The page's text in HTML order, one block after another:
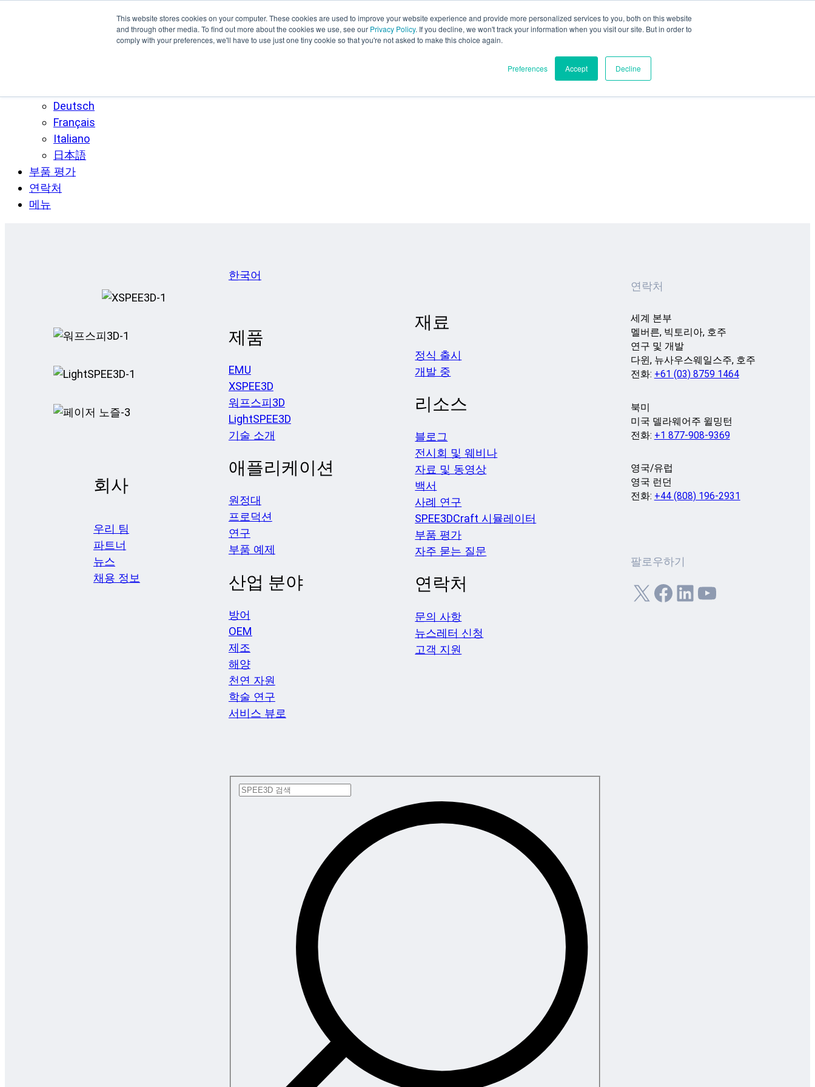
This website stores cookies on your computer. These cookies are used to improve your website experience and provide more personalized services to you, both on this website
and through other media. To find out more about the cookies we use, see our Privacy Policy. If you decline, we won't track your information when you visit our site. But in order to
comply with your preferences, we'll have to use just one tiny cookie so that you're not asked to make this choice again.
Preferences Accept Decline
주요 콘텐츠로 건너뛰기
Deutsch
Français
Italiano
日本語
부품 평가
연락처
메뉴
회사
우리 팀
파트너
뉴스
채용 정보
한국어
제품
EMU
XSPEE3D
워프스피3D
LightSPEE3D
기술 소개
애플리케이션
원정대
프로덕션
연구
부품 예제
산업 분야
방어
OEM
제조
해양
천연 자원
학술 연구
서비스 뷰로
재료
정식 출시
개발 중
리소스
블로그
전시회 및 웨비나
자료 및 동영상
백서
사례 연구
SPEE3DCraft 시뮬레이터
부품 평가
자주 묻는 질문
연락처
문의 사항
뉴스레터 신청
고객 지원
연락처
세계 본부
멜버른, 빅토리아, 호주
연구 및 개발
다윈, 뉴사우스웨일스주, 호주
전화: +61 (03) 8759 1464
북미
미국 델라웨어주 윌밍턴
전화: +1 877-908-9369
영국/유럽
영국 런던
전화: +44 (808) 196-2931
팔로우하기
X Facebook LinkedIn YouTube